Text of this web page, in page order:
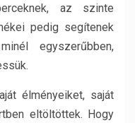
az szinte
pedig segítenek
egyszerűbben,
élményeiket, saját
eltöltöttek. Hogy